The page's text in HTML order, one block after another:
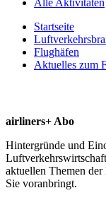
Startseite
Flughäfen
Aktuelles zum
airliners+ Abo
Hintergründe und
aktuellen Themen
Sie voranbringt.